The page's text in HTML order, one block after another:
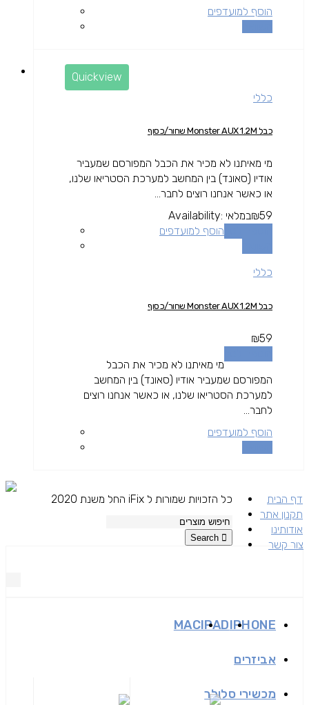
הוסף למועדפים
Quickview
כללי
כבל Monster AUX 1.2M שחור/כסוף
מי מאיתנו לא מכיר את הכבל המפורסם שמעביר
אודיו (סאונד) בין המחשב למערכת הסטריאו שלנו,
או כאשר אנחנו רוצים לחבר...
₪59
Availability: במלאי
הוסף למועדפים
כללי
כבל Monster AUX 1.2M שחור/כסוף
₪59
מי מאיתנו לא מכיר את הכבל
המפורסם שמעביר אודיו (סאונד) בין המחשב
למערכת הסטריאו שלנו, או כאשר אנחנו רוצים
לחבר...
הוסף למועדפים
דף הבית
תקנון אתר
אודותינו
צור קשר
כל הזכויות שמורות ל iFix החל משנת 2020
IPHONE
IPAD
MAC
אביזרים
מכשירי סלולר
Search